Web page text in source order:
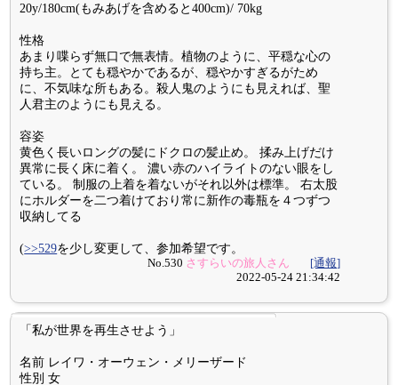
20y/180cm(もみあげを含めると400cm)/ 70kg
性格
あまり喋らず無口で無表情。植物のように、平穏な心の
持ち主。とても穏やかであるが、穏やかすぎるがため
に、不気味な所もある。殺人鬼のようにも見えれば、聖
人君主のようにも見える。
容姿
黄色く長いロングの髪にドクロの髪止め。 揉み上げだけ
異常に長く床に着く。 濃い赤のハイライトのない眼をし
ている。 制服の上着を着ないがそれ以外は標準。 右太股
にホルダーを二つ着けており常に新作の毒瓶を４つずつ
収納してる
(>>529を少し変更して、参加希望です。
No.530 さすらいの旅人さん
[通報]
2022-05-24 21:34:42
「私が世界を再生させよう」
名前 レイワ・オーウェン・メリーザード
性別 女